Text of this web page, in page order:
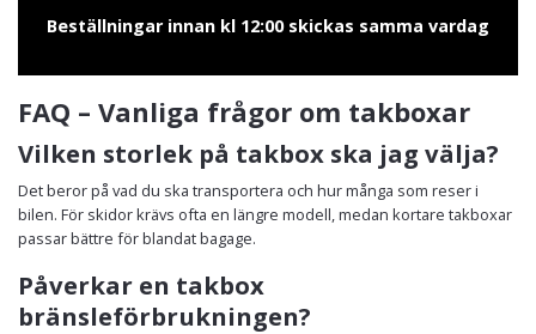
Beställningar innan kl 12:00 skickas samma vardag
FAQ – Vanliga frågor om takboxar
Vilken storlek på takbox ska jag välja?
Det beror på vad du ska transportera och hur många som reser i
bilen. För skidor krävs ofta en längre modell, medan kortare takboxar
passar bättre för blandat bagage.
Påverkar en takbox
bränsleförbrukningen?